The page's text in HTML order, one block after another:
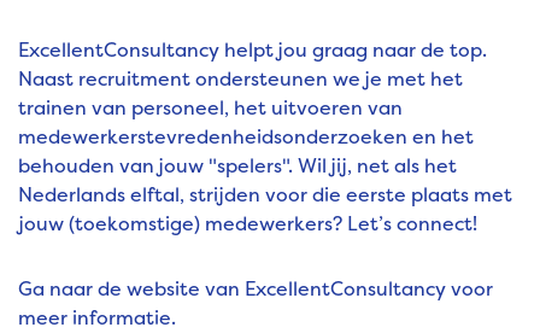
ExcellentConsultancy helpt jou graag naar de top.
Naast recruitment ondersteunen we je met het
trainen van personeel, het uitvoeren van
medewerkerstevredenheidsonderzoeken en het
behouden van jouw "spelers". Wil jij, net als het
Nederlands elftal, strijden voor die eerste plaats met
jouw (toekomstige) medewerkers? Let’s connect!
Ga naar de website van ExcellentConsultancy voor
meer informatie.